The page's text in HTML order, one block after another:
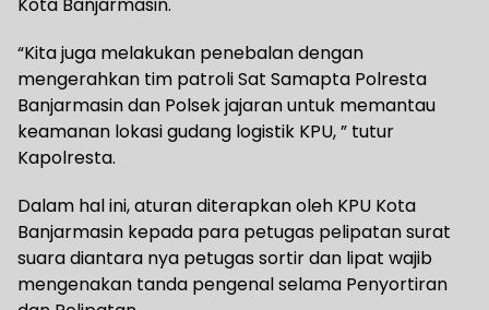
Kota Banjarmasin.
“Kita juga melakukan penebalan dengan
mengerahkan tim patroli Sat Samapta Polresta
Banjarmasin dan Polsek jajaran untuk memantau
keamanan lokasi gudang logistik KPU, ” tutur
Kapolresta.
Dalam hal ini, aturan diterapkan oleh KPU Kota
Banjarmasin kepada para petugas pelipatan surat
suara diantara nya petugas sortir dan lipat wajib
mengenakan tanda pengenal selama Penyortiran